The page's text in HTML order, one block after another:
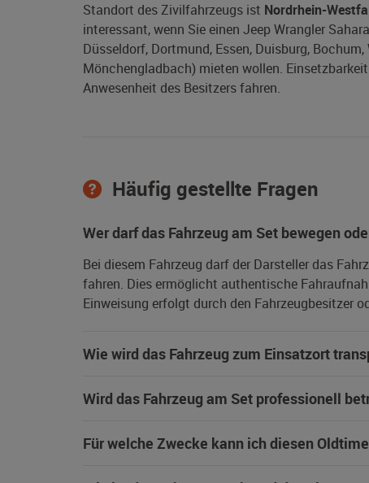
Standort des Zivilfahrzeugs ist Nordrhein-
interessant, wenn Sie einen Jeep Wrangler
Düsseldorf, Dortmund, Essen, Duisburg,
Mönchengladbach) mieten wollen.
Anwesenheit des Besitzers fahren.
Häufig gestellte Fragen
Wer darf das Fahrzeug am Set bewegen
Bei diesem Fahrzeug darf der Darsteller das
fahren. Dies ermöglicht authentische
Einweisung erfolgt durch den Fahrzeugbesitzer
Wie wird das Fahrzeug zum Einsatzort
Wird das Fahrzeug am Set professionell
Für welche Zwecke kann ich diesen